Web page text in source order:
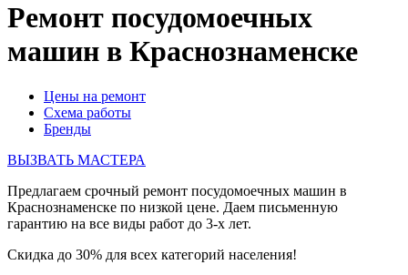
Ремонт посудомоечных
машин в Краснознаменске
Цены на ремонт
Схема работы
Бренды
ВЫЗВАТЬ МАСТЕРА
Предлагаем срочный ремонт посудомоечных машин в
Краснознаменске по низкой цене. Даем письменную
гарантию на все виды работ до 3-х лет.
Скидка до 30% для всех категорий населения!